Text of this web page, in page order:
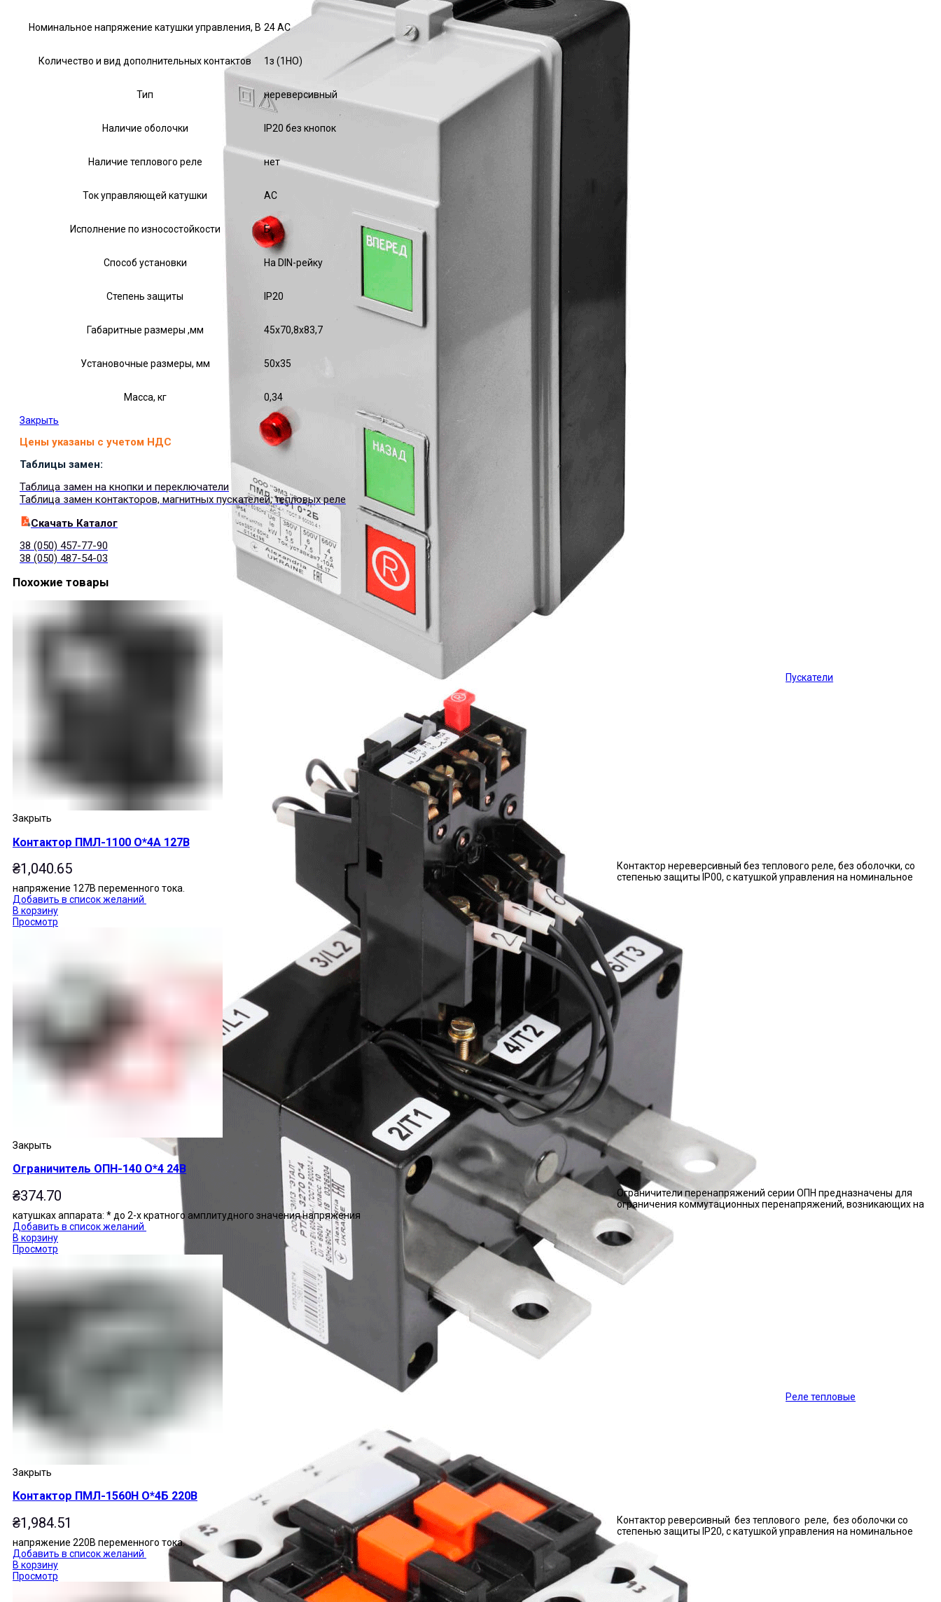
Пускатели
Реле тепловые
Номинальное напряжение катушки управления, В 24 AC
Количество и вид дополнительных контактов 1з (1НО)
Тип нереверсивный
Наличие оболочки IP20 без кнопок
Наличие теплового реле нет
Ток управляющей катушки АС
Исполнение по износостойкости Б
Способ установки На DIN-рейку
Степень защиты IP20
Габаритные размеры ,мм 45х70,8х83,7
Установочные размеры, мм 50х35
Масса, кг 0,34
Закрыть
Цены указаны с учетом НДС
Таблицы замен:
Таблица замен на кнопки и переключатели
Таблица замен контакторов, магнитных пускателей, тепловых реле
Cкачать Каталог
38 (050) 457-77-90
38 (050) 487-54-03
Похожие товары
Закрыть
Контактор ПМЛ-1100 О*4А 127В
₴1,040.65
Контактор нереверсивный без теплового реле, без оболочки, со
степенью защиты IP00, с катушкой управления на номинальное
напряжение 127В переменного тока.
Добавить в список желаний
В корзину
Просмотр
Закрыть
Ограничитель ОПН-140 О*4 24В
₴374.70
Ограничители перенапряжений серии ОПН предназначены для
ограничения коммутационных перенапряжений, возникающих на
катушках аппарата: * до 2-х кратного амплитудного значения напряжения
Добавить в список желаний
В корзину
Просмотр
Закрыть
Контактор ПМЛ-1560Н О*4Б 220В
₴1,984.51
Контактор реверсивный без теплового реле, без оболочки со
степенью защиты IP20, с катушкой управления на номинальное
напряжение 220В переменного тока.
Добавить в список желаний
В корзину
Просмотр